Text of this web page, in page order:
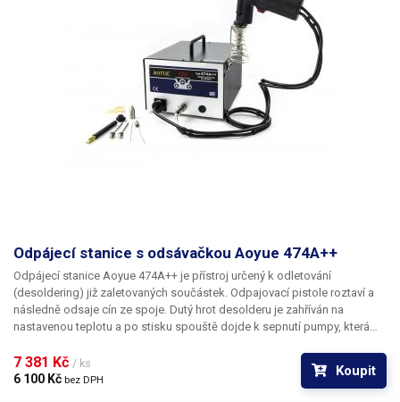
Odpájecí stanice s odsávačkou Aoyue 474A++
Odpájecí stanice Aoyue 474A++ je přístroj určený k odletování
(desoldering) již zaletovaných součástek. Odpajovací pistole roztaví a
následně odsaje cín ze spoje. Dutý hrot desolderu je zahříván na
nastavenou teplotu a po stisku spouště dojde k sepnutí pumpy, která
klasických DIL součástek i pro odpájení SMD součástek. Stanice je v
celokovovém provedení a umožňuje digitální nastavení teploty v rozpětí
7 381 Kč / ks
6 100 Kč bez DPH
Koupit